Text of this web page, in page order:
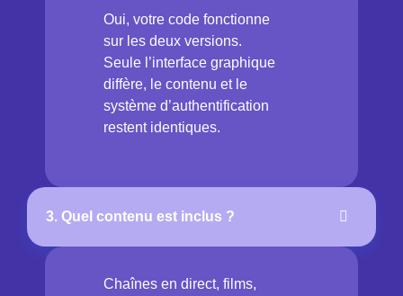
Oui, votre code fonctionne
sur les deux versions.
Seule l’interface graphique
diffère, le contenu et le
système d’authentification
restent identiques.
3. Quel contenu est inclus ?
Chaînes en direct, films,